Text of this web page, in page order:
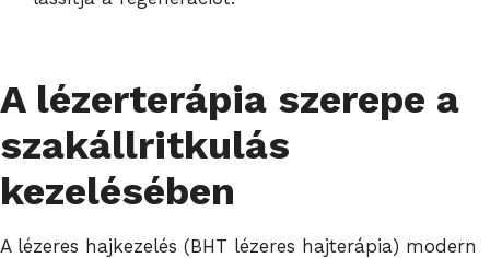
A lézerterápia szerepe a
szakállritkulás
kezelésében
A lézeres hajkezelés (BHT lézeres hajterápia) modern